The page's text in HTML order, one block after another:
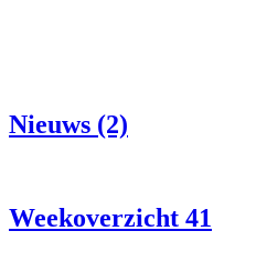
Nieuws (2)
Weekoverzicht 41